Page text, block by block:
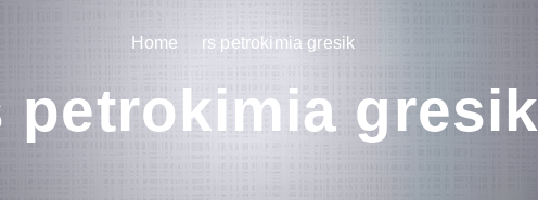
Home rs petrokimia gresik
petrokimia gresik